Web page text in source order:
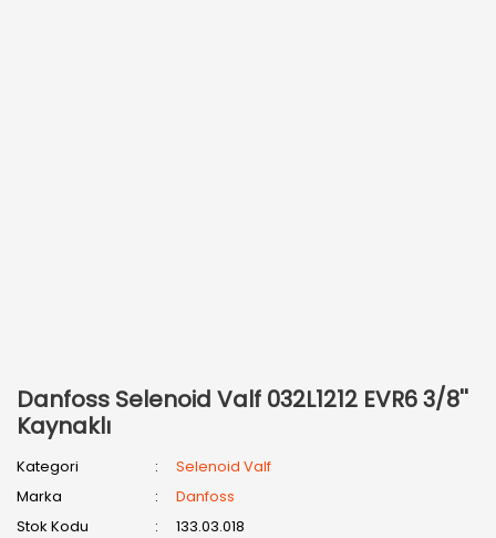
Danfoss Selenoid Valf 032L1212 EVR6 3/8''
Kaynaklı
Kategori
Selenoid Valf
Marka
Danfoss
Stok Kodu
133.03.018